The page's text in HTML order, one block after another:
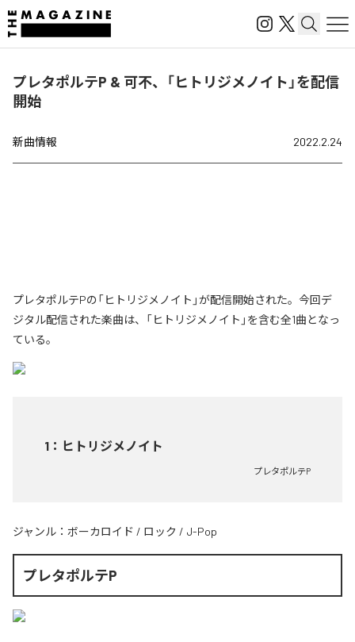
プレタポルテP & 可不、「ヒトリジメノイト」を配信
開始
新曲情報 2022.2.24
プレタポルテPの「ヒトリジメノイト」が配信開始された。今回デ
ジタル配信された楽曲は、「ヒトリジメノイト」を含む全1曲となっ
ている。
1 ： ヒトリジメノイト
プレタポルテP
ジャンル： ボーカロイド / ロック / J-Pop
プレタポルテP